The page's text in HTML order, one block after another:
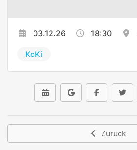
03.12.26 18:30
KoKi
Zurück